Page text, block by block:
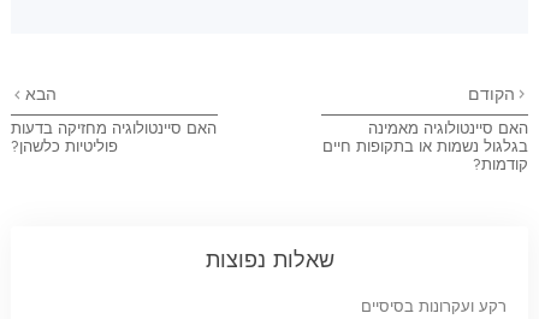
הקודם
האם סיינטולוגיה מאמינה
בגלגול נשמות או בתקופות חיים
קודמות?
הבא
האם סיינטולוגיה מחזיקה בדעות
פוליטיות כלשהן?
שאלות נפוצות
רקע ועקרונות בסיסיים